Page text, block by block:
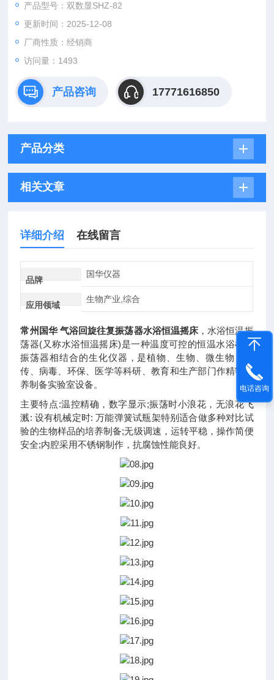
产品型号：双数显SHZ-82
更新时间：2025-12-08
厂商性质：经销商
访问量：1493
产品咨询 17771616850
产品分类
相关文章
详细介绍 在线留言
品牌
国华仪器
应用领域
生物产业,综合
常州国华 气浴回旋往复振荡器水浴恒温摇床 ，水浴恒温振
荡器(又称水浴恒温摇床)是一种温度可控的恒温水浴槽和
振荡器相结合的生化仪器，是植物、生物、微生物、遗
传、病毒、环保、医学等科研、教育和生产部门作精密培
养制备实验室设备。
主要特点:温控精确，数字显示;振荡时小浪花，无浪花飞
溅: 设有机械定时: 万能弹簧试瓶架特别适合做多种对比试
验的生物样品的培养制备;无级调速，运转平稳，操作简便
安全;内腔采用不锈钢制作，抗腐蚀性能良好。
电话咨询